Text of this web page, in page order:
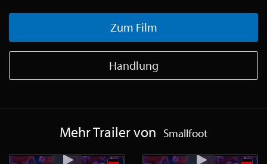
Zum Film
Handlung
Mehr Trailer von Smallfoot